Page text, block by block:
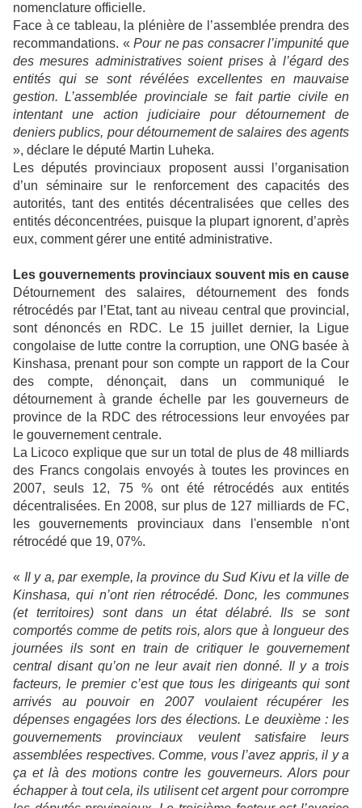
nomenclature officielle.
Face à ce tableau, la plénière de l’assemblée prendra des
recommandations. «Pour ne pas consacrer l’impunité que
des mesures administratives soient prises à l’égard des
entités qui se sont révélées excellentes en mauvaise
gestion. L’assemblée provinciale se fait partie civile en
intentant une action judiciaire pour détournement de
deniers publics, pour détournement de salaires des agents
», déclare le député Martin Luheka.
Les députés provinciaux proposent aussi l’organisation
d’un séminaire sur le renforcement des capacités des
autorités, tant des entités décentralisées que celles des
entités déconcentrées, puisque la plupart ignorent, d’après
eux, comment gérer une entité administrative.
Les gouvernements provinciaux souvent mis en cause
Détournement des salaires, détournement des fonds
rétrocédés par l’Etat, tant au niveau central que provincial,
sont dénoncés en RDC. Le 15 juillet dernier, la Ligue
congolaise de lutte contre la corruption, une ONG basée à
Kinshasa, prenant pour son compte un rapport de la Cour
des compte, dénonçait, dans un communiqué le
détournement à grande échelle par les gouverneurs de
province de la RDC des rétrocessions leur envoyées par
le gouvernement centrale.
La Licoco explique que sur un total de plus de 48 milliards
des Francs congolais envoyés à toutes les provinces en
2007, seuls 12, 75 % ont été rétrocédés aux entités
décentralisées. En 2008, sur plus de 127 milliards de FC,
les gouvernements provinciaux dans l'ensemble n'ont
rétrocédé que 19, 07%.
« Il y a, par exemple, la province du Sud Kivu et la ville de
Kinshasa, qui n’ont rien rétrocédé. Donc, les communes
(et territoires) sont dans un état délabré. Ils se sont
comportés comme de petits rois, alors que à longueur des
journées ils sont en train de critiquer le gouvernement
central disant qu’on ne leur avait rien donné. Il y a trois
facteurs, le premier c’est que tous les dirigeants qui sont
arrivés au pouvoir en 2007 voulaient récupérer les
dépenses engagées lors des élections. Le deuxième : les
gouvernements provinciaux veulent satisfaire leurs
assemblées respectives. Comme, vous l’avez appris, il y a
ça et là des motions contre les gouverneurs. Alors pour
échapper à tout cela, ils utilisent cet argent pour corrompre